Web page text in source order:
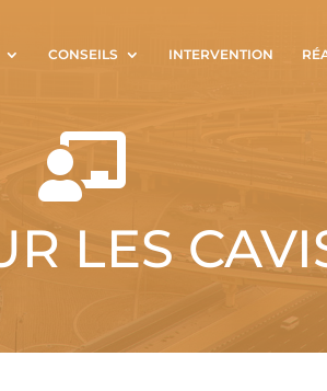
CONSEILS INTERVENTION

LES